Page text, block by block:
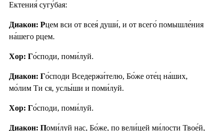
Ектения́ сугу́бая:
Диакон: Рцем вси от всея́ души́, и от всего́ помышле́ния
на́шего рцем.
Хор: Го́споди, поми́луй.
Диакон: Го́споди Вседержи́телю, Бо́же оте́ц на́ших,
мо́лим Ти ся, услы́ши и поми́луй.
Хор: Го́споди, поми́луй.
Диакон: Поми́луй нас, Бо́же, по вели́цей ми́лости Твое́й,